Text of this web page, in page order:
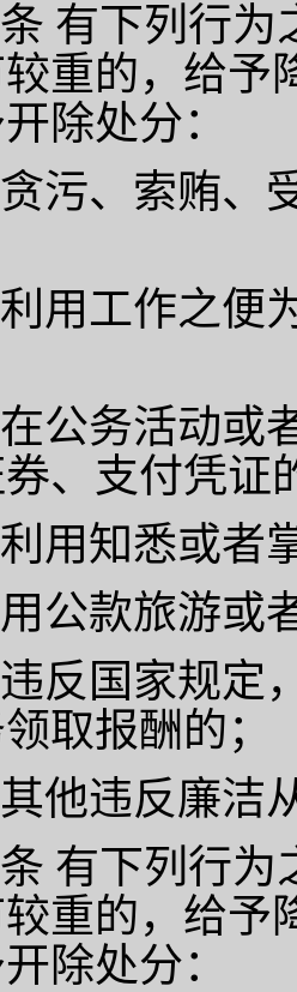
有下列行为
重的，给予
除处分：
贪污、索贿
利用工作之
在公务活动
、支付凭证
利用知悉或
用公款旅游或
违反国家规
取报酬的；
其他违反廉洁
有下列行为
重的，给予
除处分：